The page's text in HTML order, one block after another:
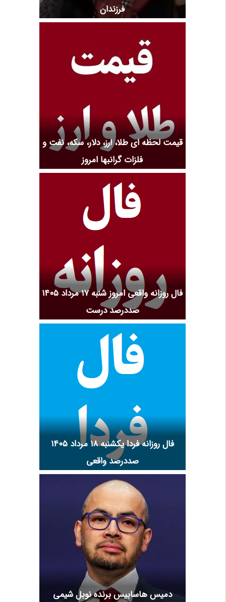
فرزندان
قیمت لحظه ای طلا، ارز، دلار، سکه، نفت و
فلزات گرانبها امروز
فال روزانه واقعی امروز شنبه ۱۷ مرداد ۱۴۰۵
صددرصد درست
فال روزانه فردا یکشنبه ۱۸ مرداد ۱۴۰۵
صددرصد واقعی
دمیس هاسابیس برنده نوبل شیمی